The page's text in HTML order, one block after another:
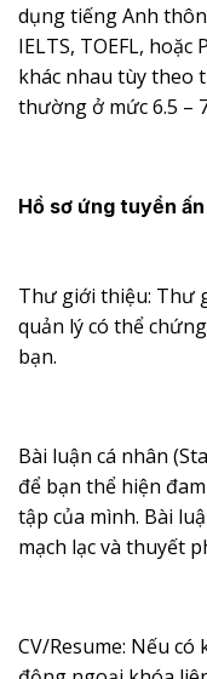
dụng tiếng Anh
IELTS, TOEFL, hoặc
khác nhau tùy theo
thường ở mức 6.5 –
Hồ sơ ứng tuyển
Thư giới thiệu: Thư
quản lý có thể
bạn.
Bài luận cá nhân
để bạn thể hiện
tập của mình. Bài
mạch lạc và thuyết
CV/Resume: Nếu có